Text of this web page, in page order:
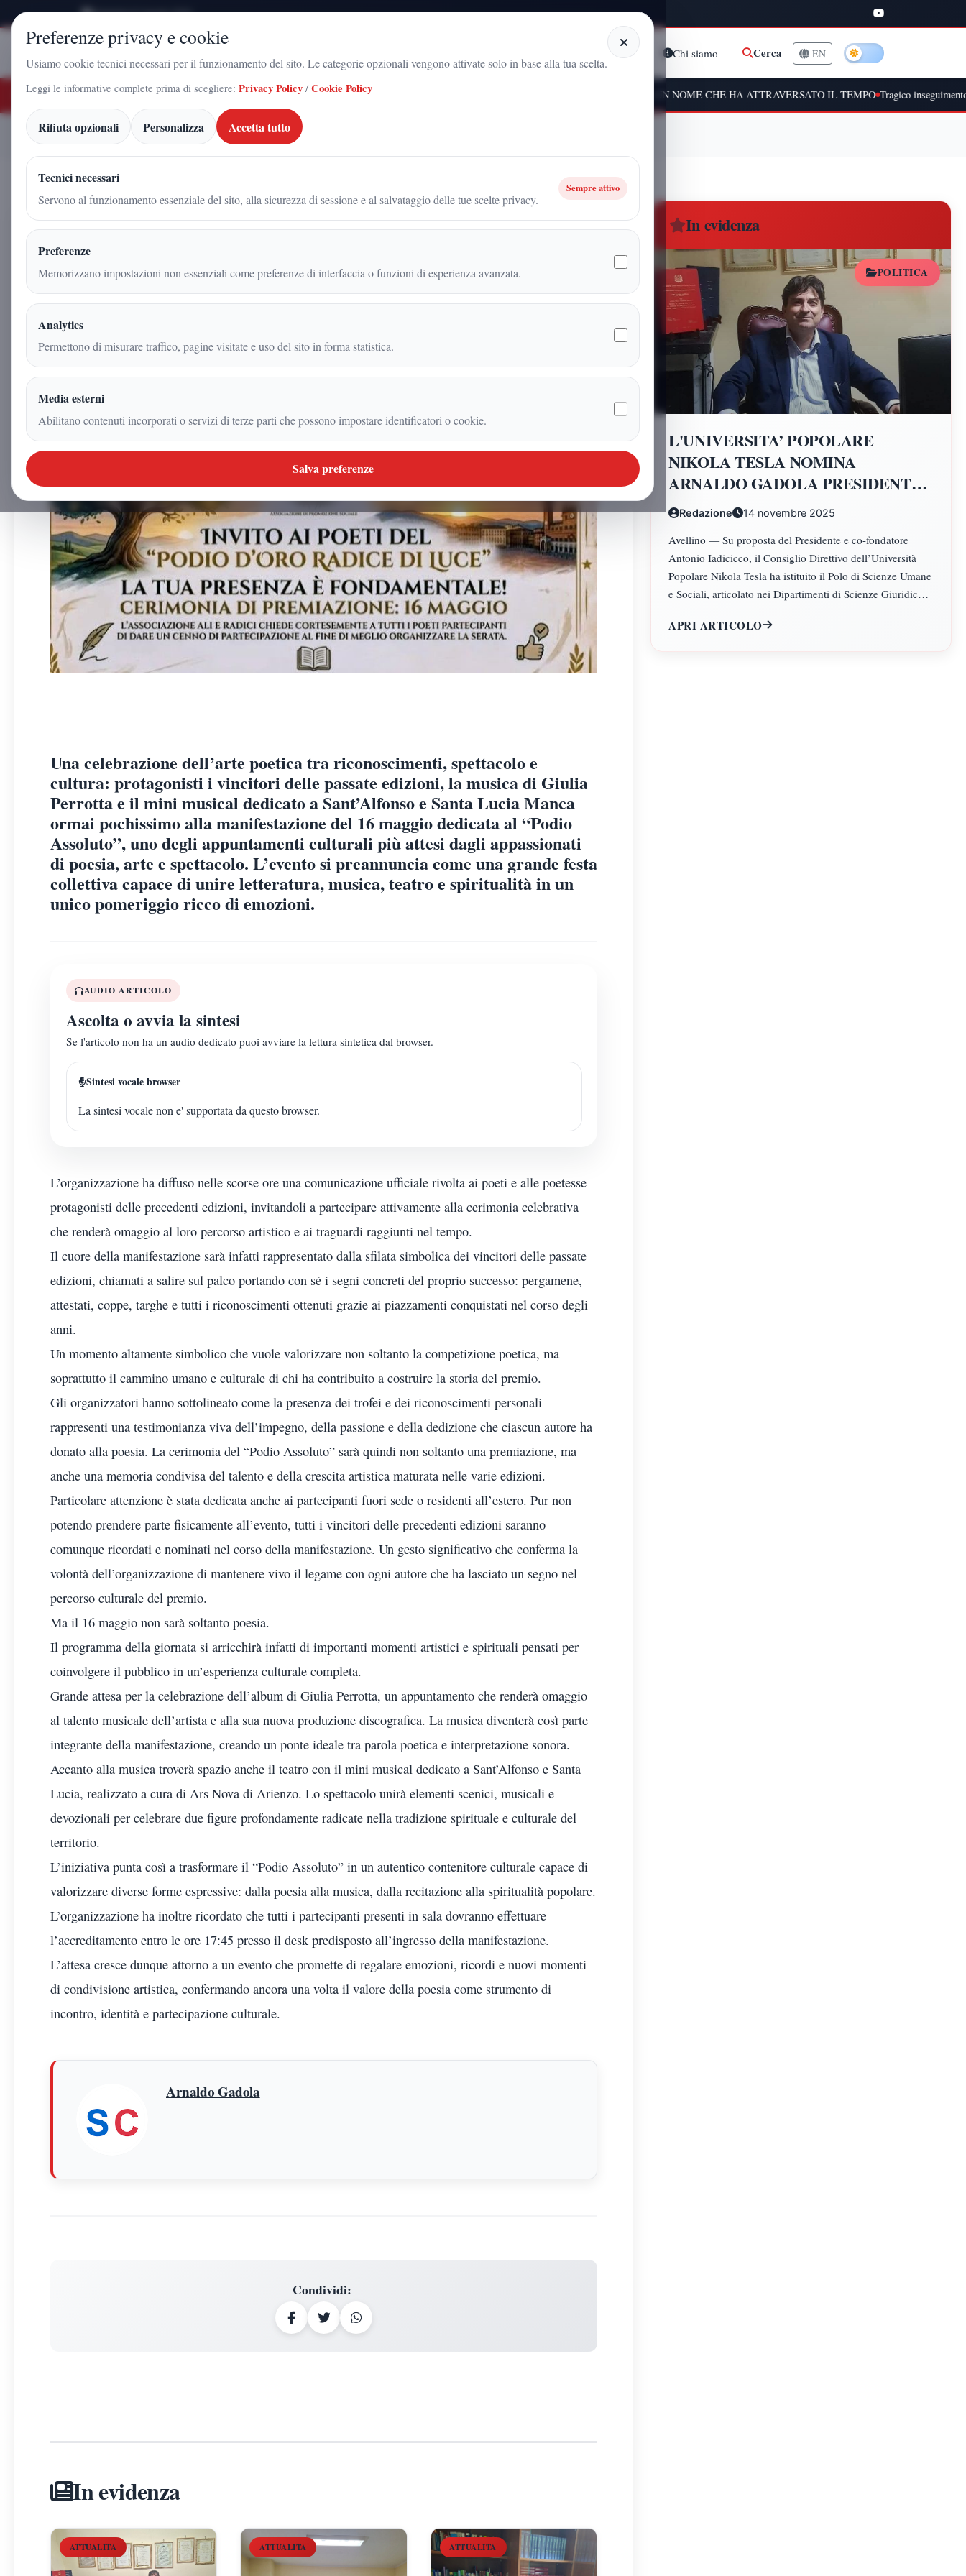
Domenica 9 Agosto 2026
StampaCampania Notiziario audio Chi siamo Cerca EN
ULTIME NOTIZIE
il volto di Futuro Nazionale a Caserta: l'uomo che sta costruendo il radicamento del movimento sul territorio ARNALDO GADOLA, UN NOME CHE HA ATTRAVERSATO IL TEMPO Tragico inseguimento a Peschiera
Home Articoli Versi, musica e spiritualità: il 16 maggio torna il grande appuntamento del “Podio Assoluto”
Versi, musica e spiritualità: il 16 maggio torna il grande
appuntamento del “Podio Assoluto”
Arnaldo Gadola
| 2min | Attualita
Una celebrazione dell’arte poetica tra riconoscimenti, spettacolo e
cultura: protagonisti i vincitori delle passate edizioni, la musica di Giulia
Perrotta e il mini musical dedicato a Sant’Alfonso e Santa Lucia Manca
ormai pochissimo alla manifestazione del 16 maggio dedicata al “Podio
Assoluto”, uno degli appuntamenti culturali più attesi dagli appassionati
di poesia, arte e spettacolo. L’evento si preannuncia come una grande festa
collettiva capace di unire letteratura, musica, teatro e spiritualità in un
unico pomeriggio ricco di emozioni.
AUDIO ARTICOLO
Ascolta o avvia la sintesi
Se l'articolo non ha un audio dedicato puoi avviare la lettura sintetica dal browser.
Sintesi vocale browser
La sintesi vocale non e' supportata da questo browser.
L’organizzazione ha diffuso nelle scorse ore una comunicazione ufficiale rivolta ai poeti e alle poetesse
protagonisti delle precedenti edizioni, invitandoli a partecipare attivamente alla cerimonia celebrativa
che renderà omaggio al loro percorso artistico e ai traguardi raggiunti nel tempo.
Il cuore della manifestazione sarà infatti rappresentato dalla sfilata simbolica dei vincitori delle passate
edizioni, chiamati a salire sul palco portando con sé i segni concreti del proprio successo: pergamene,
attestati, coppe, targhe e tutti i riconoscimenti ottenuti grazie ai piazzamenti conquistati nel corso degli
anni.
Un momento altamente simbolico che vuole valorizzare non soltanto la competizione poetica, ma
soprattutto il cammino umano e culturale di chi ha contribuito a costruire la storia del premio.
Gli organizzatori hanno sottolineato come la presenza dei trofei e dei riconoscimenti personali
rappresenti una testimonianza viva dell’impegno, della passione e della dedizione che ciascun autore ha
donato alla poesia. La cerimonia del “Podio Assoluto” sarà quindi non soltanto una premiazione, ma
anche una memoria condivisa del talento e della crescita artistica maturata nelle varie edizioni.
Particolare attenzione è stata dedicata anche ai partecipanti fuori sede o residenti all’estero. Pur non
potendo prendere parte fisicamente all’evento, tutti i vincitori delle precedenti edizioni saranno
comunque ricordati e nominati nel corso della manifestazione. Un gesto significativo che conferma la
volontà dell’organizzazione di mantenere vivo il legame con ogni autore che ha lasciato un segno nel
percorso culturale del premio.
Ma il 16 maggio non sarà soltanto poesia.
Il programma della giornata si arricchirà infatti di importanti momenti artistici e spirituali pensati per
coinvolgere il pubblico in un’esperienza culturale completa.
Grande attesa per la celebrazione dell’album di Giulia Perrotta, un appuntamento che renderà omaggio
al talento musicale dell’artista e alla sua nuova produzione discografica. La musica diventerà così parte
integrante della manifestazione, creando un ponte ideale tra parola poetica e interpretazione sonora.
Accanto alla musica troverà spazio anche il teatro con il mini musical dedicato a Sant’Alfonso e Santa
Lucia, realizzato a cura di Ars Nova di Arienzo. Lo spettacolo unirà elementi scenici, musicali e
devozionali per celebrare due figure profondamente radicate nella tradizione spirituale e culturale del
territorio.
L’iniziativa punta così a trasformare il “Podio Assoluto” in un autentico contenitore culturale capace di
valorizzare diverse forme espressive: dalla poesia alla musica, dalla recitazione alla spiritualità popolare.
L’organizzazione ha inoltre ricordato che tutti i partecipanti presenti in sala dovranno effettuare
l’accreditamento entro le ore 17:45 presso il desk predisposto all’ingresso della manifestazione.
L’attesa cresce dunque attorno a un evento che promette di regalare emozioni, ricordi e nuovi momenti
di condivisione artistica, confermando ancora una volta il valore della poesia come strumento di
incontro, identità e partecipazione culturale.
Arnaldo Gadola
Condividi:
In evidenza
ATTUALITA ATTUALITA ATTUALITA
In evidenza
POLITICA
L'UNIVERSITA’ POPOLARE
NIKOLA TESLA NOMINA
ARNALDO GADOLA PRESIDENTE
E DIRETTORE DEI DIPARTIMENTI
DI SCIENZE GIURIDICHE,
ECONOMICHE, SCIENZE
POLITICHE, PSICOLOGIA,
SCIENZE UMANE, FILOSOFIA E
Redazione 14 novembre 2025
Avellino — Su proposta del Presidente e co-fondatore
Antonio Iadicicco, il Consiglio Direttivo dell’Università
Popolare Nikola Tesla ha istituito il Polo di Scienze Umane
e Sociali, articolato nei Dipartimenti di Scienze Giuridiche
Umane, Filosofia e Pedagogia.
APRI ARTICOLO
Preferenze privacy e cookie
Usiamo cookie tecnici necessari per il funzionamento del sito. Le categorie opzionali vengono attivate solo in base alla tua scelta.
Leggi le informative complete prima di scegliere: Privacy Policy /Cookie Policy
Rifiuta opzionali Personalizza Accetta tutto
Tecnici necessari
Servono al funzionamento essenziale del sito, alla sicurezza di sessione e al salvataggio delle tue scelte privacy.
Sempre attivo
Preferenze
Memorizzano impostazioni non essenziali come preferenze di interfaccia o funzioni di esperienza avanzata.
Analytics
Permettono di misurare traffico, pagine visitate e uso del sito in forma statistica.
Media esterni
Abilitano contenuti incorporati o servizi di terze parti che possono impostare identificatori o cookie.
Salva preferenze